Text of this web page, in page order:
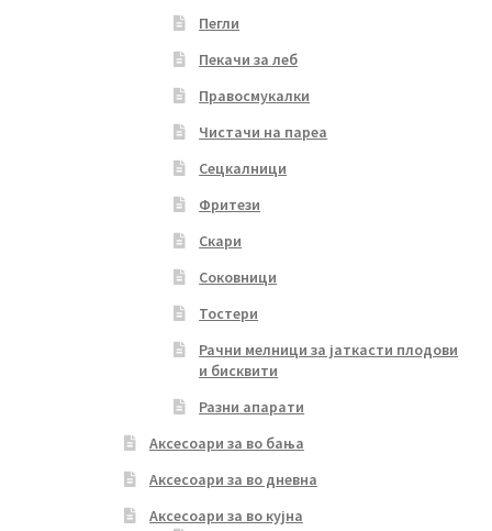
Пегли
Пекачи за леб
Правосмукалки
Чистачи на пареа
Сецкалници
Фритези
Скари
Соковници
Тостери
Рачни мелници за јаткасти плодови
и бисквити
Разни апарати
Аксесоари за во бања
Аксесоари за во дневна
Аксесоари за во кујна